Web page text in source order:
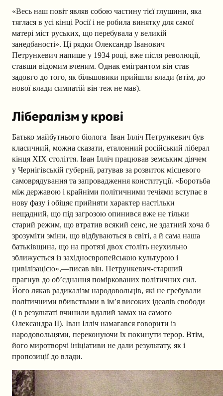
«Весь наш повіт являв собою частину тієї глушини, яка
тяглася в усі кінці Росії і не робила винятку для самої
матері міст руських, що перебувала у великій
занедбаності». Ці рядки Олександр Іванович
Петрункевич напише у 1934 році, вже після революції,
ставши відомим вченим. Однак емігрантом він став
задовго до того, як більшовики прийшли влади (втім, до
нової влади симпатій він теж не мав).
Лібералізм у крові
Батько майбутнього біолога Іван Ілліч Петрункевич був
класичний, можна сказати, еталонний російський ліберал
кінця XIX століття. Іван Ілліч працював земським діячем
у Чернігівській губернії, ратував за розвиток місцевого
самоврядування та запровадження конституції. «Боротьба
між державою і крайніми політичними течіями вступає в
нову фазу і обіцяє прийняти характер настільки
нещадний, що під загрозою опинився вже не тільки
старий режим, що втратив всякий сенс, не здатний хоча б
зрозуміти зміни, що відбуваються в світі, а й сама наша
батьківщина, що на протязі двох століть неухильно
зближується із західноєвропейською культурою і
цивілізацією»,—писав він. Петрункевич-старший
прагнув до об’єднання поміркованих політичних сил.
Його лякав радикалізм народовольців, які не гребували
політичними вбивствами в ім’я високих ідеалів свободи
(і в результаті вчинили вдалий замах на самого
Олександра II). Іван Ілліч намагався говорити із
народовольцями, переконуючи їх покинути терор. Втім,
його миротворчі ініціативи не дали результату, як і
пропозиції до влади.